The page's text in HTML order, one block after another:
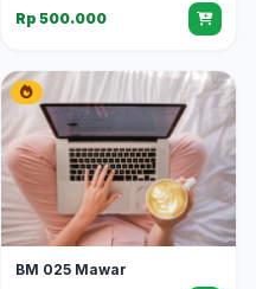
Rp 500.000
BM 025 Mawar